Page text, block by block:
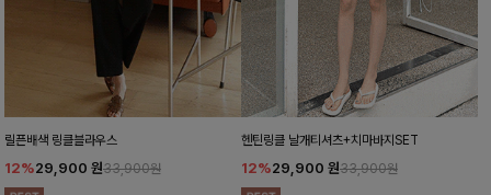
릴픈배색 링클블라우스
12%29,900 원33,900원
헨틴링클 날개티셔츠+치마바지SET
12%29,900 원33,900원